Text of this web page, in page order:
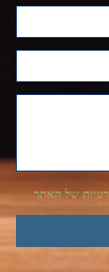
של האתר